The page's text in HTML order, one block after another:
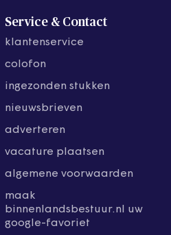
Service & Contact
klantenservice
colofon
ingezonden stukken
nieuwsbrieven
adverteren
vacature plaatsen
algemene voorwaarden
maak
binnenlandsbestuur.nl uw
google-favoriet